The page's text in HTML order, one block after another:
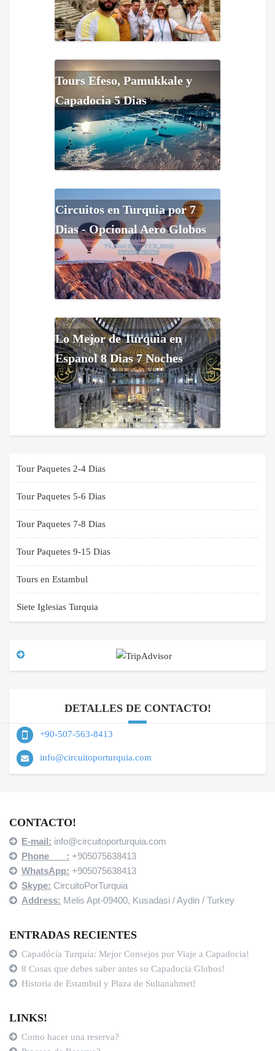
Tours Efeso, Pamukkale y
Capadocia 5 Dias
Circuitos en Turquia por 7
Dias - Opcional Aero Globos
Lo Mejor de Turquia en
Espanol 8 Dias 7 Noches
Tour Paquetes 2-4 Dias
Tour Paquetes 5-6 Dias
Tour Paquetes 7-8 Dias
Tour Paquetes 9-15 Dias
Tours en Estambul
Siete Iglesias Turquia
DETALLES DE CONTACTO!
+90-507-563-8413
info@circuitoporturquia.com
CONTACTO!
E-mail: info@circuitoporturquia.com
Phone : +905075638413
WhatsApp: +905075638413
Skype: CircuitoPorTurquia
Address: Melis Apt-09400, Kusadasi / Aydin / Turkey
ENTRADAS RECIENTES
Capadócia Turquia: Mejor Consejos por Viaje a Capadocia!
8 Cosas que debes saber antes su Capadocia Globos!
Historia de Estambul y Plaza de Sultanahmet!
LINKS!
Como hacer una reserva?